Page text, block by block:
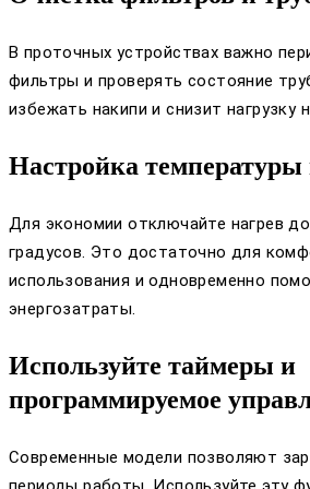
В проточных устройствах важно
фильтры и проверять состояние
избежать накипи и снизит нагрузку
Настройка температуры
Для экономии отключайте нагрев
градусов. Это достаточно для
использования и одновременно
энергозатраты.
Используйте таймеры и
программируемое
Современные модели позволяют